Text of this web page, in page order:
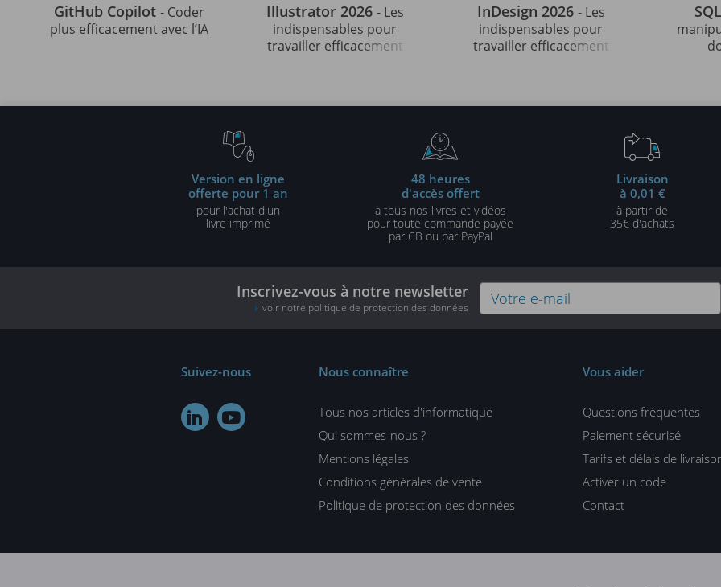
GitHub Copilot - Coder
plus efficacement avec l’IA
Illustrator 2026 - Les
indispensables pour
travailler efficacement
InDesign 2026 - Les
indispensables pour
travailler efficacement
Version en ligne
offerte pour 1 an
pour l'achat d'un
livre imprimé
48 heures
d'accès offert
à tous nos livres et vidéos
pour toute commande payée
par CB ou par PayPal
Livraison
à 0,01 €
à partir de
35€ d'achats
Inscrivez-vous à notre newsletter
voir notre politique de protection des données
Suivez-nous
 
Nous connaître
Tous nos articles d'informatique
Qui sommes-nous ?
Mentions légales
Conditions générales de vente
Politique de protection des données
Vous aider
Questions fréquentes
Paiement sécurisé
Tarifs et délais de
Activer un code
Contact